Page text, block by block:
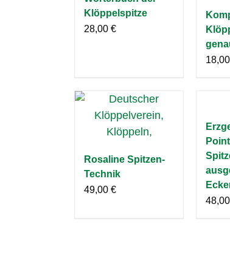
Klöppelspitze
28,00 €
Rosaline Spitzen-
Technik
49,00 €